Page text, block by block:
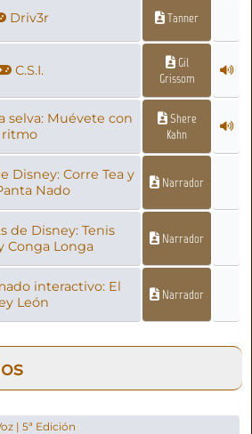
Driv3r Tanner
C.S.I.
Gil
Grissom
selva: Muévete con
ritmo
Shere
Kahn
Disney: Corre Tea y
Nado
Narrador
de Disney: Tenis
Conga Longa
Narrador
interactivo: El
León
Narrador
| 5ª Edición